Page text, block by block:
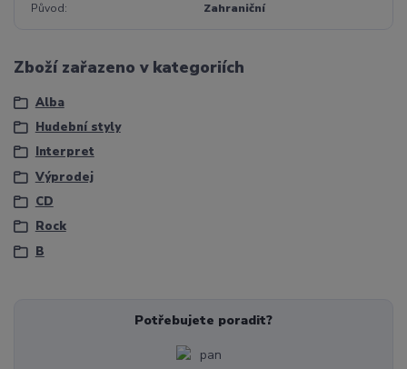
Původ Zahraniční
Zboží zařazeno v kategoriích
Alba
Hudební styly
Interpret
Výprodej
CD
Rock
B
Potřebujete poradit?